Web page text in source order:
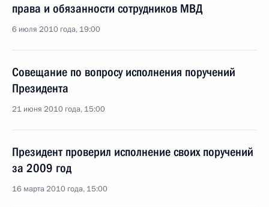
права и обязанности сотрудников МВД
6 июля 2010 года, 19:00
Совещание по вопросу исполнения поручений
Президента
21 июня 2010 года, 15:00
Президент проверил исполнение своих поручений
за 2009 год
16 марта 2010 года, 15:00